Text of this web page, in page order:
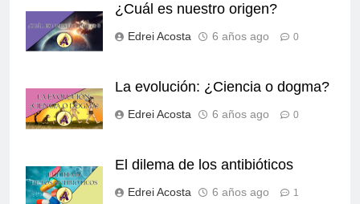
¿Cuál es nuestro origen?
Edrei Acosta 6 años ago 0
La evolución: ¿Ciencia o dogma?
Edrei Acosta 6 años ago 0
El dilema de los antibióticos
Edrei Acosta 6 años ago 1